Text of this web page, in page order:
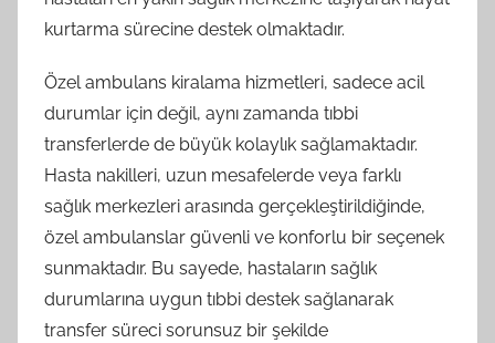
kurtarma sürecine destek olmaktadır.
Özel ambulans kiralama hizmetleri, sadece acil
durumlar için değil, aynı zamanda tıbbi
transferlerde de büyük kolaylık sağlamaktadır.
Hasta nakilleri, uzun mesafelerde veya farklı
sağlık merkezleri arasında gerçekleştirildiğinde,
özel ambulanslar güvenli ve konforlu bir seçenek
sunmaktadır. Bu sayede, hastaların sağlık
durumlarına uygun tıbbi destek sağlanarak
transfer süreci sorunsuz bir şekilde